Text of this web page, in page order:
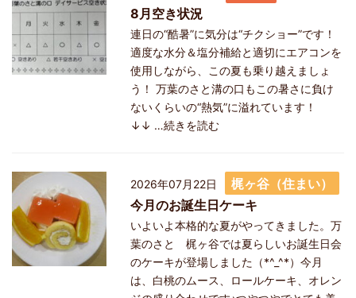
8月空き状況
連日の“酷暑”に気分は“チクショー”です！
適度な水分＆塩分補給と適切にエアコンを
使用しながら、この夏も乗り越えましょ
う！ 万葉のさと溝の口もこの暑さに負け
ないくらいの“熱気”に溢れています！
↓↓ …続きを読む
2026年07月22日
梶ヶ谷（住まい）
今月のお誕生日ケーキ
いよいよ本格的な夏がやってきました。万
葉のさと 梶ヶ谷では夏らしいお誕生日会
のケーキが登場しました（*^_^*）今月
は、白桃のムース、ロールケーキ、オレン